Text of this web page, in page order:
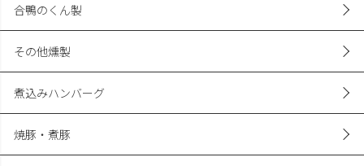
合鴨のくん製
その他燻製
煮込みハンバーグ
焼豚・煮豚